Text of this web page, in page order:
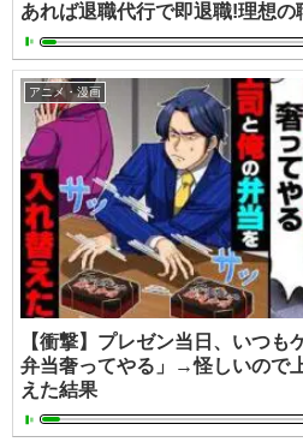
あれば退職代行で即退職!理想
アニメ・漫画
【衝撃】プレゼン当日、いつも
弁当奢ってやる」→怪しいので
えた結果